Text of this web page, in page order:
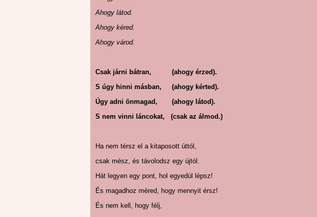
Ahogy látod.
Ahogy kéred.
Ahogy várod.
Csak járni bátran, (ahogy érzed).
S úgy hinni másban, (ahogy kérted).
Úgy adni önmagad, (ahogy látod).
S nem vinni láncokat, (csak az álmod.)
Ha nem térsz el a kitaposott úttól,
csak mész, és távolodsz egy újtól.
Hát legyen egy pont, hol egyedül lépsz!
És magadhoz méred, hogy mennyit érsz!
És nem kell, hogy félj,